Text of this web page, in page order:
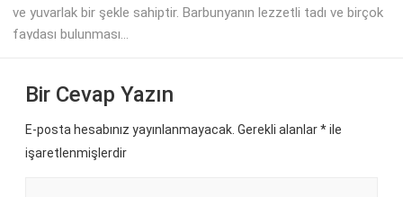
ve yuvarlak bir şekle sahiptir. Barbunyanın lezzetli tadı ve birçok
faydası bulunması...
Bir Cevap Yazın
E-posta hesabınız yayınlanmayacak. Gerekli alanlar*ile
işaretlenmişlerdir